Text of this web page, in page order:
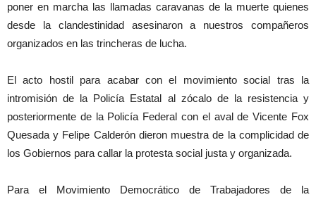
poner en marcha las llamadas caravanas de la muerte quienes
desde la clandestinidad asesinaron a nuestros compañeros
organizados en las trincheras de lucha.
El acto hostil para acabar con el movimiento social tras la
intromisión de la Policía Estatal al zócalo de la resistencia y
posteriormente de la Policía Federal con el aval de Vicente Fox
Quesada y Felipe Calderón dieron muestra de la complicidad de
los Gobiernos para callar la protesta social justa y organizada.
Para el Movimiento Democrático de Trabajadores de la